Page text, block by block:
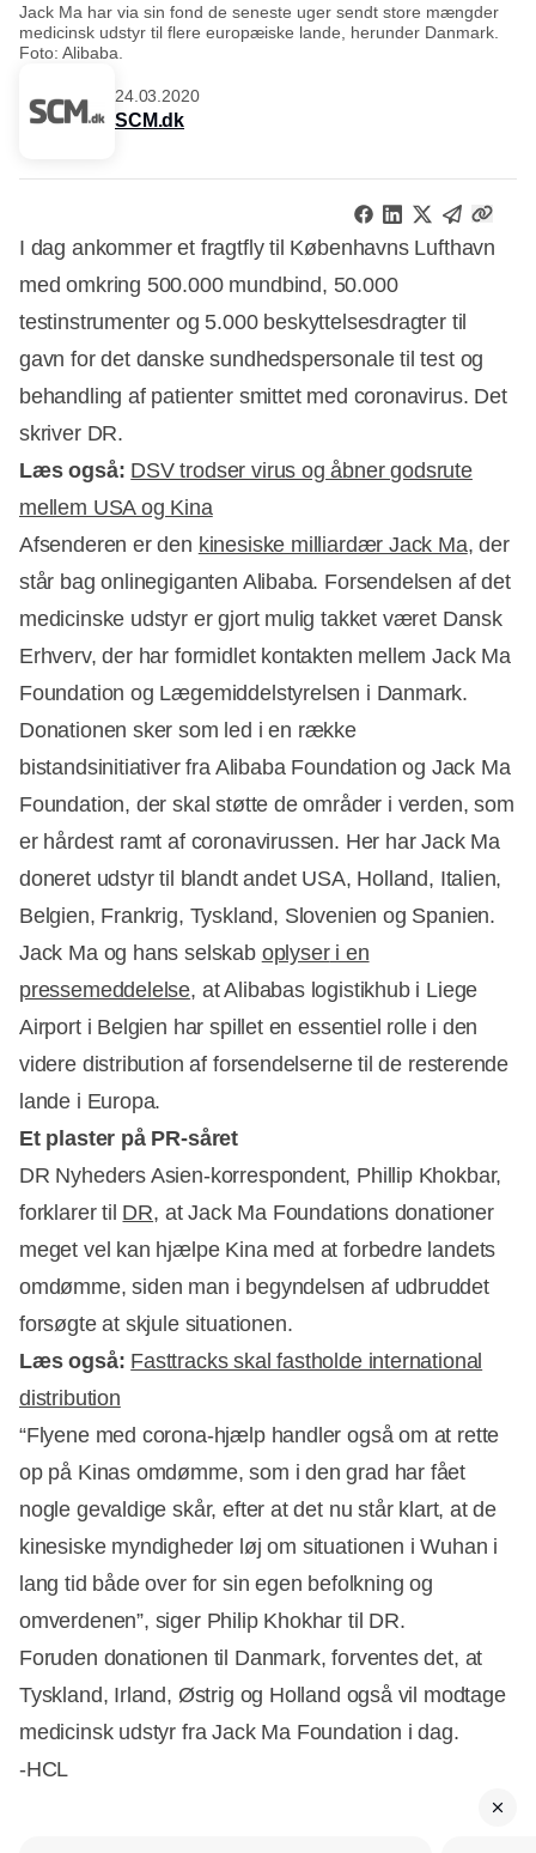
Jack Ma har via sin fond de seneste uger sendt store mængder
medicinsk udstyr til flere europæiske lande, herunder Danmark.
Foto: Alibaba.
24.03.2020
SCM.dk
I dag ankommer et fragtfly til Københavns Lufthavn
med omkring 500.000 mundbind, 50.000
testinstrumenter og 5.000 beskyttelsesdragter til
gavn for det danske sundhedspersonale til test og
behandling af patienter smittet med coronavirus. Det
skriver DR.
Læs også: DSV trodser virus og åbner godsrute
mellem USA og Kina
Afsenderen er den kinesiske milliardær Jack Ma, der
står bag onlinegiganten Alibaba. Forsendelsen af det
medicinske udstyr er gjort mulig takket været Dansk
Erhverv, der har formidlet kontakten mellem Jack Ma
Foundation og Lægemiddelstyrelsen i Danmark.
Donationen sker som led i en række
bistandsinitiativer fra Alibaba Foundation og Jack Ma
Foundation, der skal støtte de områder i verden, som
er hårdest ramt af coronavirussen. Her har Jack Ma
doneret udstyr til blandt andet USA, Holland, Italien,
Belgien, Frankrig, Tyskland, Slovenien og Spanien.
Jack Ma og hans selskab oplyseri en
pressemeddelelse, at Alibabas logistikhub i Liege
Airport i Belgien har spillet en essentiel rolle i den
videre distribution af forsendelserne til de resterende
lande i Europa.
Et plaster på PR-såret
DR Nyheders Asien-korrespondent, Phillip Khokbar,
forklarer til DR, at Jack Ma Foundations donationer
meget vel kan hjælpe Kina med at forbedre landets
omdømme, siden man i begyndelsen af udbruddet
forsøgte at skjule situationen.
Læs også: Fasttracks skal fastholde international
distribution
“Flyene med corona-hjælp handler også om at rette
op på Kinas omdømme, som i den grad har fået
nogle gevaldige skår, efter at det nu står klart, at de
kinesiske myndigheder løj om situationen i Wuhan i
lang tid både over for sin egen befolkning og
omverdenen”, siger Philip Khokhar til DR.
Foruden donationen til Danmark, forventes det, at
Tyskland, Irland, Østrig og Holland også vil modtage
medicinsk udstyr fra Jack Ma Foundation i dag.
-HCL